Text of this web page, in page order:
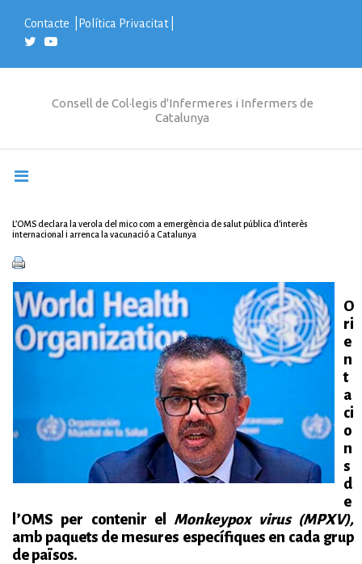
t
Contacte Política Privacitat|
Consell de Col·legis d'Infermeres i Infermers de
Catalunya
L’OMS declara la verola del mico com a emergència de salut pública d’interès
internacional i arrenca la vacunació a Catalunya
O
ri
e
n
t
a
ci
o
n
s
d
e
l’OMS per contenir elMonkeypox virus (MPXV),
amb paquets de mesures específiques en cada grup
de països.